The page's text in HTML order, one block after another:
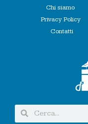
Chi siamo
Privacy Policy
Contatti